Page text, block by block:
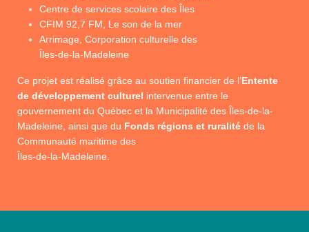
Centre de services scolaire des Îles
CFIM 92,7 FM, Le son de la mer
Arrimage, Corporation culturelle des
Îles-de-la-Madeleine
Ce projet est réalisé grâce au soutien financier de l’Entente
de développement culturel intervenue entre le
gouvernement du Québec et la Municipalité des Îles-de-la-
Madeleine, ainsi que du Fonds régions et ruralité de la
Communauté maritime des
Îles-de-la-Madeleine.